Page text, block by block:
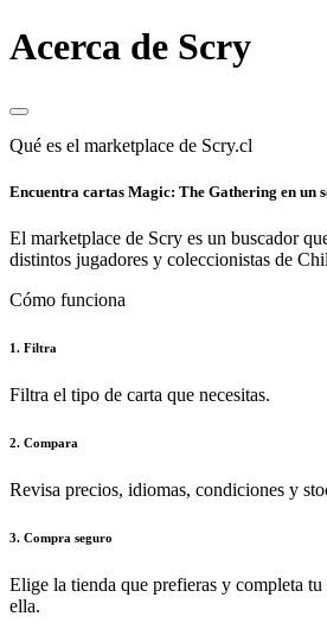
Acerca de Scry
Qué es el marketplace de Scry.cl
Encuentra cartas Magic: The Gathering en un
El marketplace de Scry es un buscador
distintos jugadores y coleccionistas de
Cómo funciona
1. Filtra
Filtra el tipo de carta que necesitas.
2. Compara
Revisa precios, idiomas, condiciones y
3. Compra seguro
Elige la tienda que prefieras y completa
ella.